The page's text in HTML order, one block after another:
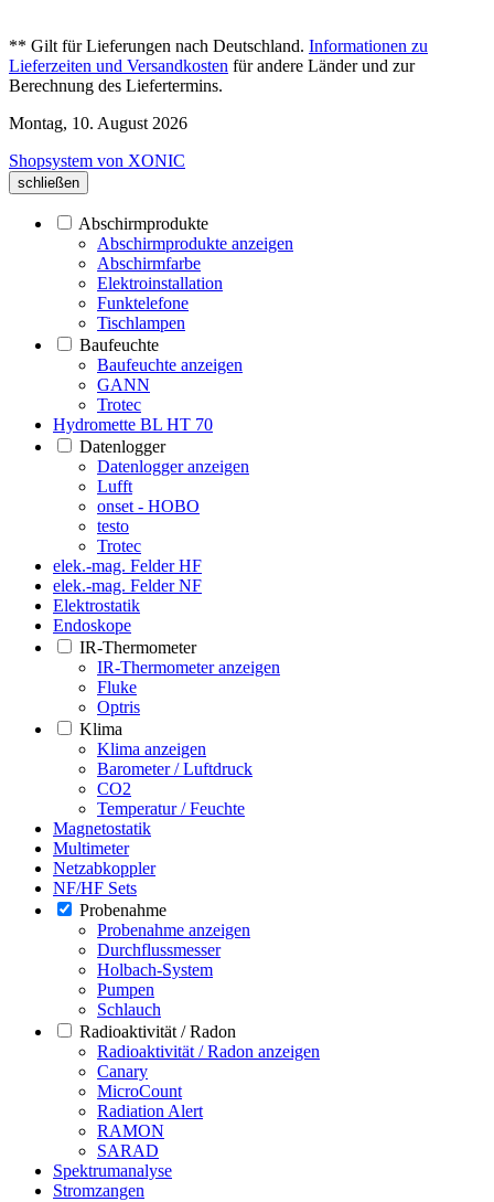
** Gilt für Lieferungen nach Deutschland. Informationen zu
Lieferzeiten und Versandkosten für andere Länder und zur
Berechnung des Liefertermins.
Montag, 10. August 2026
Shopsystem von XONIC
schließen
Abschirmprodukte
Abschirmprodukte anzeigen
Abschirmfarbe
Elektroinstallation
Funktelefone
Tischlampen
Baufeuchte
Baufeuchte anzeigen
GANN
Trotec
Hydromette BL HT 70
Datenlogger
Datenlogger anzeigen
Lufft
onset - HOBO
testo
Trotec
elek.-mag. Felder HF
elek.-mag. Felder NF
Elektrostatik
Endoskope
IR-Thermometer
IR-Thermometer anzeigen
Fluke
Optris
Klima
Klima anzeigen
Barometer / Luftdruck
CO2
Temperatur / Feuchte
Magnetostatik
Multimeter
Netzabkoppler
NF/HF Sets
Probenahme
Probenahme anzeigen
Durchflussmesser
Holbach-System
Pumpen
Schlauch
Radioaktivität / Radon
Radioaktivität / Radon anzeigen
Canary
MicroCount
Radiation Alert
RAMON
SARAD
Spektrumanalyse
Stromzangen